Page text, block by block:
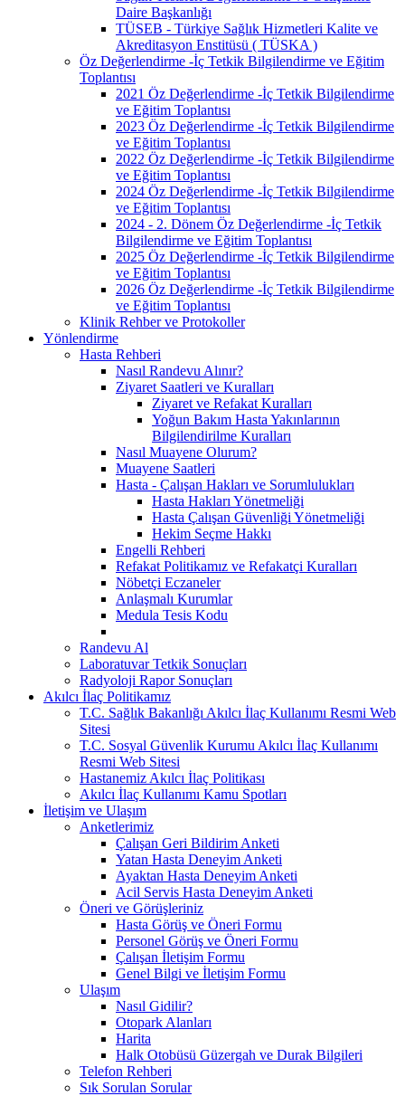
Daire Başkanlığı
TÜSEB - Türkiye Sağlık Hizmetleri Kalite ve
Akreditasyon Enstitüsü ( TÜSKA )
Öz Değerlendirme -İç Tetkik Bilgilendirme ve Eğitim
Toplantısı
2021 Öz Değerlendirme -İç Tetkik Bilgilendirme
ve Eğitim Toplantısı
2023 Öz Değerlendirme -İç Tetkik Bilgilendirme
ve Eğitim Toplantısı
2022 Öz Değerlendirme -İç Tetkik Bilgilendirme
ve Eğitim Toplantısı
2024 Öz Değerlendirme -İç Tetkik Bilgilendirme
ve Eğitim Toplantısı
2024 - 2. Dönem Öz Değerlendirme -İç Tetkik
Bilgilendirme ve Eğitim Toplantısı
2025 Öz Değerlendirme -İç Tetkik Bilgilendirme
ve Eğitim Toplantısı
2026 Öz Değerlendirme -İç Tetkik Bilgilendirme
ve Eğitim Toplantısı
Klinik Rehber ve Protokoller
Yönlendirme
Hasta Rehberi
Nasıl Randevu Alınır?
Ziyaret Saatleri ve Kuralları
Ziyaret ve Refakat Kuralları
Yoğun Bakım Hasta Yakınlarının
Bilgilendirilme Kuralları
Nasıl Muayene Olurum?
Muayene Saatleri
Hasta - Çalışan Hakları ve Sorumlulukları
Hasta Hakları Yönetmeliği
Hasta Çalışan Güvenliği Yönetmeliği
Hekim Seçme Hakkı
Engelli Rehberi
Refakat Politikamız ve Refakatçi Kuralları
Nöbetçi Eczaneler
Anlaşmalı Kurumlar
Medula Tesis Kodu
Randevu Al
Laboratuvar Tetkik Sonuçları
Radyoloji Rapor Sonuçları
Akılcı İlaç Politikamız
T.C. Sağlık Bakanlığı Akılcı İlaç Kullanımı Resmi Web
Sitesi
T.C. Sosyal Güvenlik Kurumu Akılcı İlaç Kullanımı
Resmi Web Sitesi
Hastanemiz Akılcı İlaç Politikası
Akılcı İlaç Kullanımı Kamu Spotları
İletişim ve Ulaşım
Anketlerimiz
Çalışan Geri Bildirim Anketi
Yatan Hasta Deneyim Anketi
Ayaktan Hasta Deneyim Anketi
Acil Servis Hasta Deneyim Anketi
Öneri ve Görüşleriniz
Hasta Görüş ve Öneri Formu
Personel Görüş ve Öneri Formu
Çalışan İletişim Formu
Genel Bilgi ve İletişim Formu
Ulaşım
Nasıl Gidilir?
Otopark Alanları
Harita
Halk Otobüsü Güzergah ve Durak Bilgileri
Telefon Rehberi
Sık Sorulan Sorular